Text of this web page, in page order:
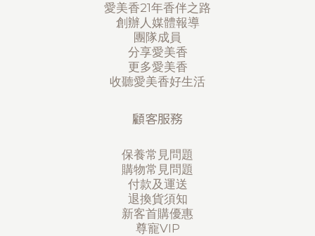
愛美香21年香伴之路
創辦人媒體報導
團隊成員
分享愛美香
更多愛美香
收聽愛美香好生活
顧客服務
保養常見問題
購物常見問題
付款及運送
退換貨須知
新客首購優惠
尊寵VIP